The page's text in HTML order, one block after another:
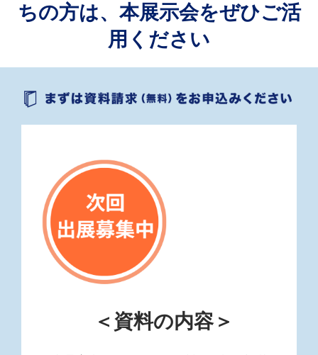
ちの方は、本展示会をぜひご活
用ください
＜資料の内容＞